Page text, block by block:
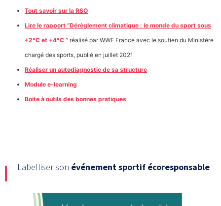
Tout savoir sur la RSO
Lire le rapport “Dérèglement climatique : le monde du sport sous
+2°C et +4°C ” réalisé par WWF France avec le soutien du Ministère
chargé des sports, publié en juillet 2021
Réaliser un autodiagnostic de sa structure
Module e-learning
Boite à outils des bonnes pratiques
Labelliser son événement sportif écoresponsable